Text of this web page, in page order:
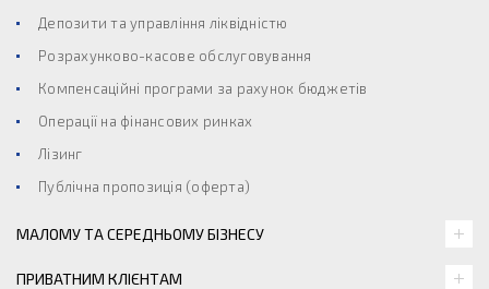
Депозити та управління ліквідністю
Розрахунково-касове обслуговування
Компенсаційні програми за рахунок бюджетів
Операції на фінансових ринках
Лізинг
Публічна пропозиція (оферта)
МАЛОМУ ТА СЕРЕДНЬОМУ БІЗНЕСУ
ПРИВАТНИМ КЛІЄНТАМ